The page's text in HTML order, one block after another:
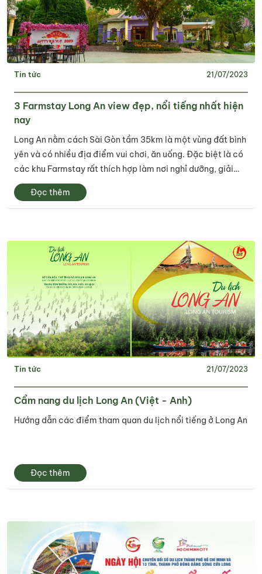
Tin tức 21/07/2023
3 Farmstay Long An view đẹp, nổi tiếng nhất hiện
nay
Long An nằm cách Sài Gòn tầm 35km là một vùng đất bình
yên và có nhiều địa điểm vui chơi, ăn uống. Đặc biệt là có
các khu Farmstay rất thích hợp làm nơi nghỉ dưỡng, giải
toả stress sau một tuần làm việc mệt mỏi
Đọc thêm
Tin tức 21/07/2023
Cẩm nang du lịch Long An (Việt - Anh)
Hướng dẫn các điểm tham quan du lịch nổi tiếng ở Long An
Đọc thêm